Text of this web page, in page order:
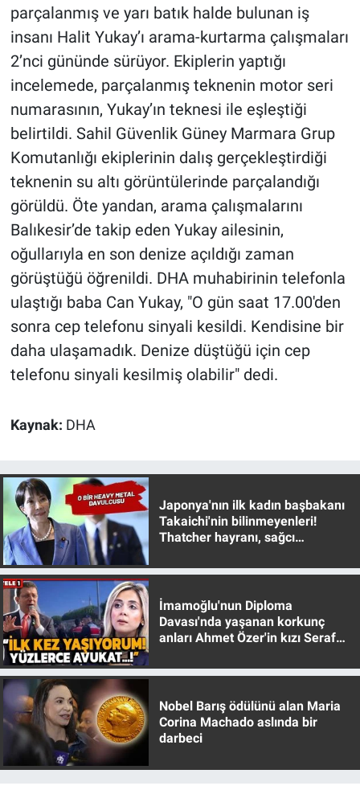
parçalanmış ve yarı batık halde bulunan iş
insanı Halit Yukay’ı arama-kurtarma çalışmaları
2’nci gününde sürüyor. Ekiplerin yaptığı
incelemede, parçalanmış teknenin motor seri
numarasının, Yukay’ın teknesi ile eşleştiği
belirtildi. Sahil Güvenlik Güney Marmara Grup
Komutanlığı ekiplerinin dalış gerçekleştirdiği
teknenin su altı görüntülerinde parçalandığı
görüldü. Öte yandan, arama çalışmalarını
Balıkesir’de takip eden Yukay ailesinin,
oğullarıyla en son denize açıldığı zaman
görüştüğü öğrenildi. DHA muhabirinin telefonla
ulaştığı baba Can Yukay, "O gün saat 17.00'den
sonra cep telefonu sinyali kesildi. Kendisine bir
daha ulaşamadık. Denize düştüğü için cep
telefonu sinyali kesilmiş olabilir" dedi.
Kaynak: DHA
Japonya'nın ilk kadın başbakanı
Takaichi'nin bilinmeyenleri!
Thatcher hayranı, sağcı
İmamoğlu'nun Diploma
Davası'nda yaşanan korkunç
anları Ahmet Özer'in kızı Seraf
Nobel Barış ödülünü alan Maria
Corina Machado aslında bir
darbeci